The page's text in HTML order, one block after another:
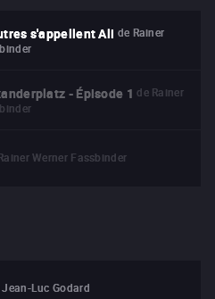
s'appellent Ali de Rainer
- Épisode 1 de Rainer
Werner Fassbinder
Jean-Luc Godard